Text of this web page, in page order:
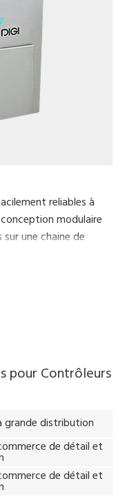
reliables à
modulaire
une chaine de
autonome.
pour Contrôleurs
grande distribution
de détail et
de détail et